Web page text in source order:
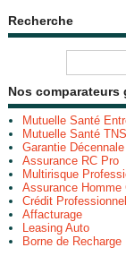
Recherche
Nos comparateurs
Mutuelle Santé
Mutuelle Santé TNS
Garantie Décennale
Assurance RC Pro
Multirisque
Assurance Homme
Crédit Professionnel
Affacturage
Leasing Auto
Borne de Recharge